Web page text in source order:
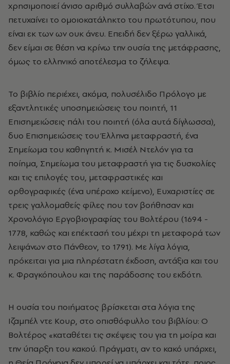
χρησιμοποιεί άνισο αριθμό συλλαβών ανά στίχο. Έτσι
πετυχαίνει το ομοιοκατάληκτο του πρωτότυπου, που
είναι εκ των ων ουκ άνευ. Επειδή δεν ξέρω γαλλικά,
δεν είμαι σε θέση να κρίνω την ουσία της μετάφρασης,
όμως το ελληνικό αποτέλεσμα το ζήλεψα.
Το βιβλίο περιέχει, ακόμα, πολυσέλιδο Πρόλογο με
εξαντλητικές υποσημειώσεις του ποιητή, 11
Επισημειώσεις πάλι του ποιητή (όλα αυτά δίγλωσσα),
δυο Επισημειώσεις του Έλληνα μεταφραστή, ένα
Σημείωμα του καθηγητή κ. Μισέλ Ντελόν για τα
ποίημα, Σημείωμα του μεταφραστή για τις δυσκολίες
και τις επιλογές του, μεταφραστικές και
ορθογραφικές (ένα υπέροχο κείμενο), Ευχαριστίες σε
τρεις γαλλομαθείς φίλες που τον βοήθησαν και
Χρονολόγιο Εργοβιογραφίας του Βολτέρου (1694 -
1778, καθώς και επέκτασή του μέχρι τη μεταφορά των
λειψάνων στο Πάνθεον, το 1791). Με λίγα λόγια,
πρόκειται για μια πληρέστατη έκδοση, αντάξια και του
κ. Φραγκόπουλου και της παράδοσης του εκδότη.
Η ουσία του ποιήματος βρίσκεται στα λόγια της
Ιζαμπέλ ντε Κουρ, στο οπισθόφυλλο του βιβλίου: Ο
Βολτέρος «καταθέτει τις σκέψεις του για τη μοίρα και
την ύπαρξη του κακού. Πράγματι, αν το κακό υπάρχει,